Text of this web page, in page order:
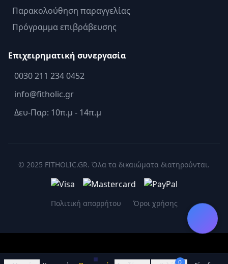
0
Παρακολούθηση παραγγελίας
Πρόγραμμα επιβράβευσης
Επιχειρηματική συνεργασία
0030 211 234 0452
info@fitholic.gr
Δευ-Παρ: 10π.μ - 14π.μ
© 2025 FITHOLIC.GR. Όλα τα δικαιώματα διατηρούνται.
Πολιτική απορρήτου Όροι χρήσης